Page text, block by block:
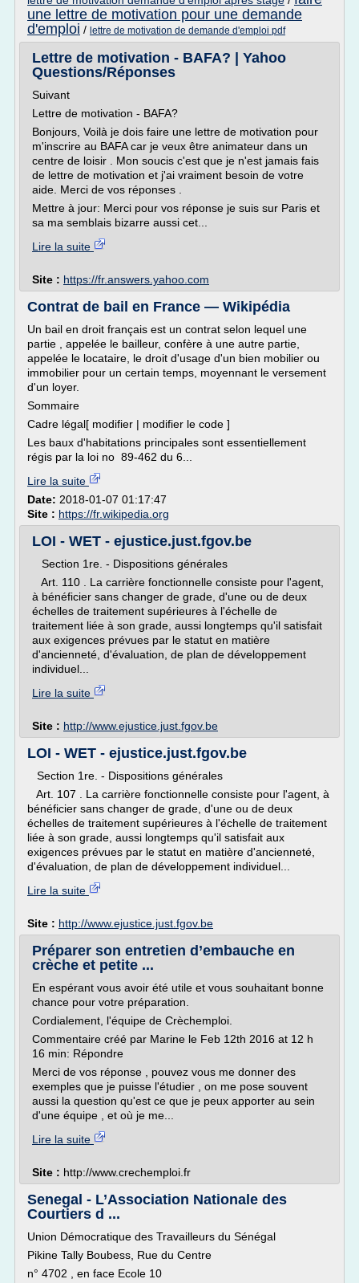
une lettre de motivation pour une demande
d'emploi / lettre de motivation de demande d'emploi pdf
Lettre de motivation - BAFA? | Yahoo
Questions/Réponses
Suivant
Lettre de motivation - BAFA?
Bonjours, Voilà je dois faire une lettre de motivation pour
m'inscrire au BAFA car je veux être animateur dans un
centre de loisir . Mon soucis c'est que je n'est jamais fais
de lettre de motivation et j'ai vraiment besoin de votre
aide. Merci de vos réponses .
Mettre à jour: Merci pour vos réponse je suis sur Paris et
sa ma semblais bizarre aussi cet...
Lire la suite
Site : https://fr.answers.yahoo.com
Contrat de bail en France — Wikipédia
Un bail en droit français est un contrat selon lequel une
partie , appelée le bailleur, confère à une autre partie,
appelée le locataire, le droit d'usage d'un bien mobilier ou
immobilier pour un certain temps, moyennant le versement
d'un loyer.
Sommaire
Cadre légal[ modifier | modifier le code ]
Les baux d'habitations principales sont essentiellement
régis par la loi no 89-462 du 6...
Lire la suite
Date: 2018-01-07 01:17:47
Site : https://fr.wikipedia.org
LOI - WET - ejustice.just.fgov.be
Section 1re. - Dispositions générales
Art. 110 . La carrière fonctionnelle consiste pour l'agent,
à bénéficier sans changer de grade, d'une ou de deux
échelles de traitement supérieures à l'échelle de
traitement liée à son grade, aussi longtemps qu'il satisfait
aux exigences prévues par le statut en matière
d'ancienneté, d'évaluation, de plan de développement
individuel...
Lire la suite
Site : http://www.ejustice.just.fgov.be
LOI - WET - ejustice.just.fgov.be
Section 1re. - Dispositions générales
Art. 107 . La carrière fonctionnelle consiste pour l'agent, à
bénéficier sans changer de grade, d'une ou de deux
échelles de traitement supérieures à l'échelle de traitement
liée à son grade, aussi longtemps qu'il satisfait aux
exigences prévues par le statut en matière d'ancienneté,
d'évaluation, de plan de développement individuel...
Lire la suite
Site : http://www.ejustice.just.fgov.be
Préparer son entretien d’embauche en
crèche et petite ...
En espérant vous avoir été utile et vous souhaitant bonne
chance pour votre préparation.
Cordialement, l'équipe de Crèchemploi.
Commentaire créé par Marine le Feb 12th 2016 at 12 h
16 min: Répondre
Merci de vos réponse , pouvez vous me donner des
exemples que je puisse l'étudier , on me pose souvent
aussi la question qu'est ce que je peux apporter au sein
d'une équipe , et où je me...
Lire la suite
Site : http://www.crechemploi.fr
Senegal - L’Association Nationale des
Courtiers d ...
Union Démocratique des Travailleurs du Sénégal
Pikine Tally Boubess, Rue du Centre
n° 4702 , en face Ecole 10